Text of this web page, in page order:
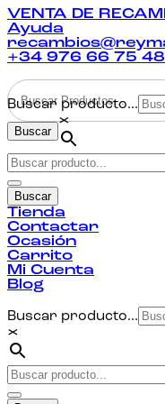
VENTA DE
Ayuda
+34 976 66 75 48
Buscar
Buscar producto...
×
Buscar
Tienda
Contactar
Ocasión
Carrito
Mi Cuenta
Blog
Buscar producto...
×